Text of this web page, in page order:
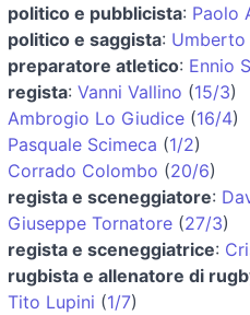
politico e pubblicista: Paolo
politico e saggista:
preparatore atletico: Ennio
regista: Vanni Vallino (15/3)
Ambrogio Lo Giudice (16/4)
Pasquale Scimeca (1/2)
Corrado Colombo (20/6)
regista e sceneggiatore:
Giuseppe Tornatore (27/3)
regista e sceneggiatrice:
rugbista e allenatore di
Tito Lupini (1/7)